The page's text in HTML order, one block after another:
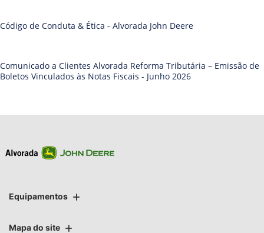
Código de Conduta & Ética - Alvorada John Deere
Comunicado a Clientes Alvorada Reforma Tributária – Emissão de
Boletos Vinculados às Notas Fiscais - Junho 2026
Equipamentos
Mapa do site